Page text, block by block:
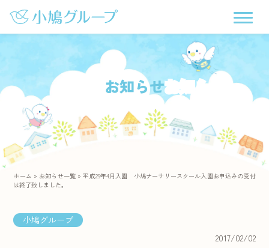
お知らせ
ホーム » お知らせ一覧 »平成29年4月入園 小鳩ナーサリースクール入園お申込みの受付
は終了致しました。
小鳩グループ
2017/02/02